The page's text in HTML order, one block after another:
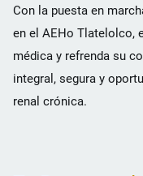
Con la puesta en
en el AEHo Tlatelolco,
médica y refrenda su
integral, segura y
renal crónica.